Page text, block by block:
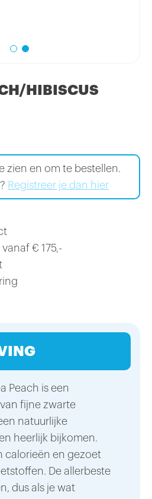
HIBISCUS
zien en om te bestellen.
Registreer je dan hier
€ 175,-
Peach is een
fijne zwarte
natuurlijke
heerlijk bijkomen.
calorieën en gezoet
De allerbeste
dus als je wat